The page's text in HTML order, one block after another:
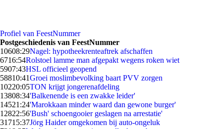
Profiel van FeestNummer
Postgeschiedenis van FeestNummer
10608:29Nagel: hypotheekrenteaftrek afschaffen
6716:54Rolstoel lamme man afgepakt wegens roken wiet
5907:43HSL officieel geopend
58810:41Groei moslimbevolking baart PVV zorgen
10220:05TON krijgt jongerenafdeling
13808:34'Balkenende is een zwakke leider'
14521:24'Marokkaan minder waard dan gewone burger'
12822:56'Bush' schoengooier geslagen na arrestatie'
31715:37Jörg Haider omgekomen bij auto-ongeluk